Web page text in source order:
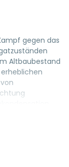
gegen das
Altbaubestand
bei
der relativen